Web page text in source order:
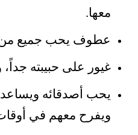
معها.
عطوف يحب جميع من
غيور على حبيبته جداً،
يحب أصدقائه
ويفرح معهم في